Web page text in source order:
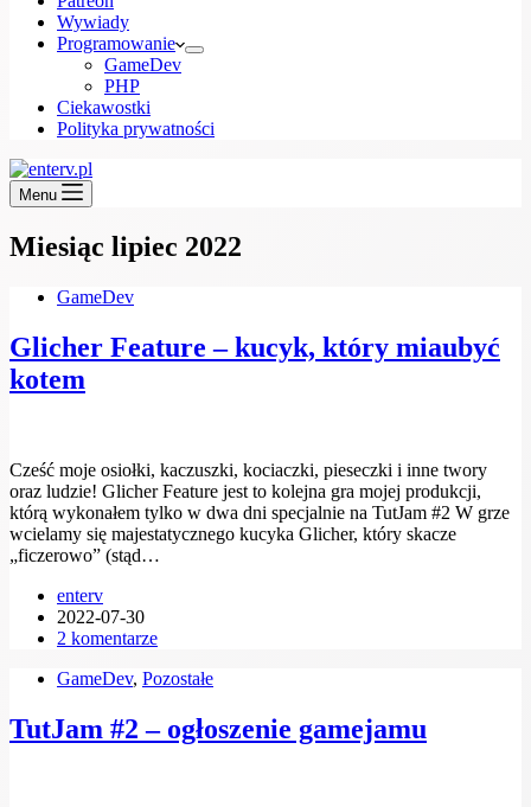
Wywiady
Programowanie
GameDev
PHP
Ciekawostki
Polityka prywatności
Menu
Miesiąc lipiec 2022
GameDev
Glicher Feature – kucyk, który miaubyć
kotem
Cześć moje osiołki, kaczuszki, kociaczki, pieseczki i inne twory
oraz ludzie! Glicher Feature jest to kolejna gra mojej produkcji,
którą wykonałem tylko w dwa dni specjalnie na TutJam #2 W grze
wcielamy się majestatycznego kucyka Glicher, który skacze
„ficzerowo” (stąd…
enterv
2022-07-30
2 komentarze
GameDev, Pozostałe
TutJam #2 – ogłoszenie gamejamu